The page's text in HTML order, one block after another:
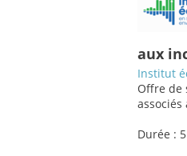
aux
Institut
Offre de
associés
Durée :